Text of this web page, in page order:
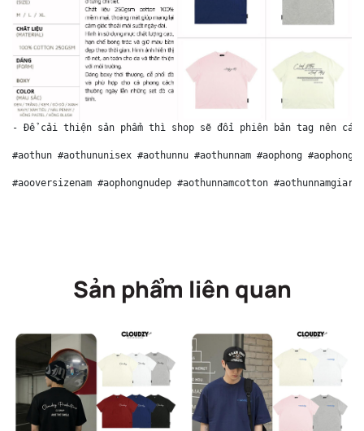
- Để cải thiện sản phẩm thì shop sẽ đổi phiên bản tag nên các
#aothun #aothununisex #aothunnu #aothunnam #aophong
#aooversizenam #aophongnudep #aothunnamcotton
Sản phẩm liên quan